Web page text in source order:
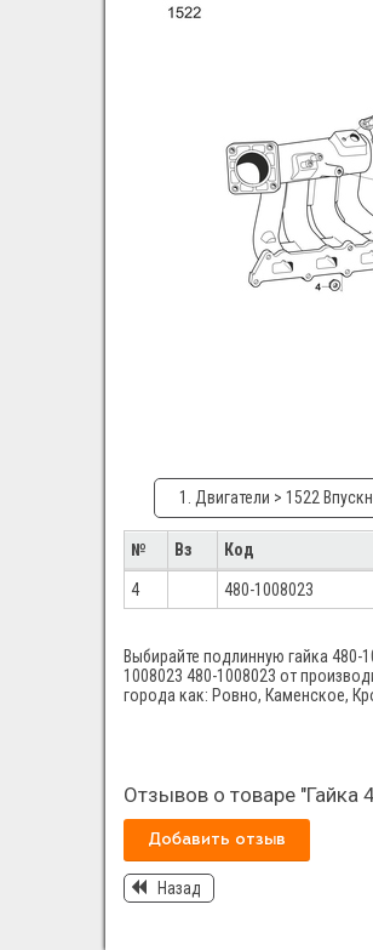
1. Двигатели > 1522
№ Вз Код
4 480-1008023
Выбирайте подлинную гайка 480-
1008023 480-1008023 от
города как: Ровно, Каменское,
Отзывов о товаре "Гайка
Добавить отзыв
Назад